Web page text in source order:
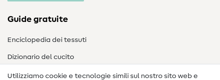
Guide gratuite
Enciclopedia dei tessuti
Dizionario del cucito
Nähanleitungen
Utilizziamo cookie e tecnologie simili sul nostro sito web e